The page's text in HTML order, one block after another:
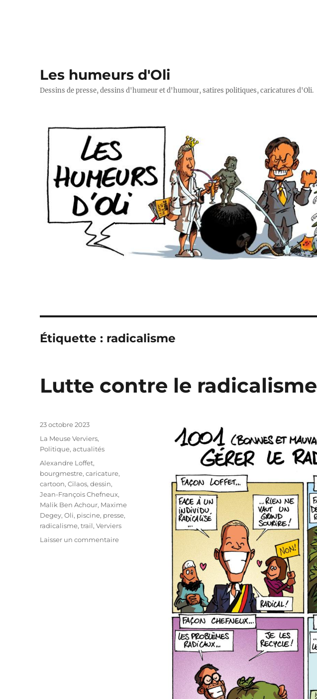
Les humeurs d'Oli
Dessins de presse, dessins d'humeur et d'humour, satires politiques, caricatures d'Oli.
Étiquette : radicalisme
Lutte contre le radicalisme
Publié
23 octobre 2023
Catégories
La Meuse Verviers,
Politique, actualités
Étiquettes
Alexandre Loffet,
bourgmestre,caricature,
cartoon,Cilaos,dessin,
Jean-François Chefneux,
Malik Ben Achour, Maxime
Degey,Oli, piscine, presse,
radicalisme,trail,Verviers
Laisser un commentairesur